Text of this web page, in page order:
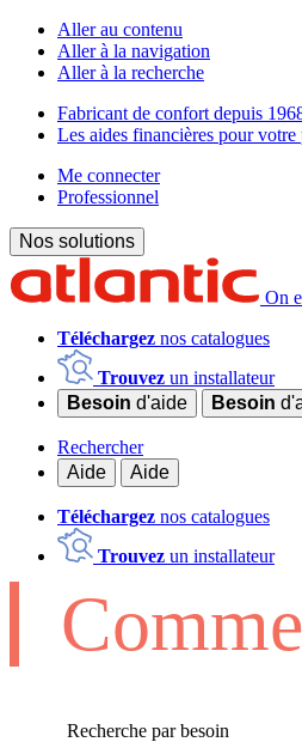
Aller au contenu
Aller à la navigation
Aller à la recherche
Fabricant de confort depuis
Les aides financières pour votre
Me connecter
Professionnel
Nos solutions
On
Téléchargez nos catalogues
Trouvez un installateur
Besoin d'aide Besoin
Rechercher
Aide
Aide
Téléchargez nos catalogues
Trouvez un installateur
Recherche par besoin